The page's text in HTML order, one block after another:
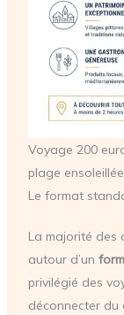
Voyage 200
plage
Le format
La majorité des
autour d’un
privilégié des
déconnecter du